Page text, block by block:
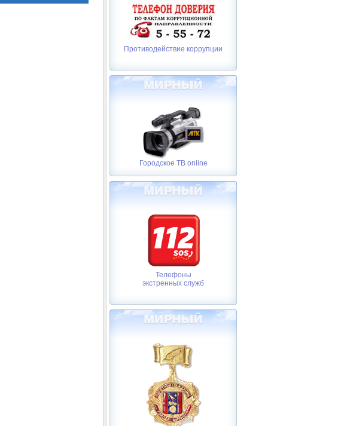
Противодействие коррупции
Городское ТВ online
Телефоны
экстренных служб